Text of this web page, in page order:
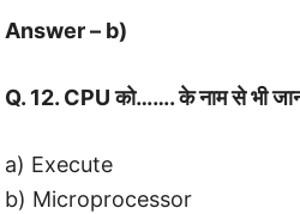
Answer – b)
Q. 12. CPU को……. के नाम से भी
a) Execute
b) Microprocessor